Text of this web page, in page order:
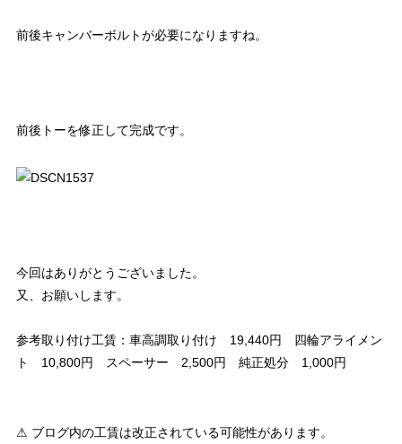
前後キャンバーボルトが必要になりますね。
前後トーを修正して完成です。
今回はありがとうございました。
又、お願いします。
参考取り付け工賃：車高調取り付け 19,440円 四輪アライメン
ト 10,800円 スペーサー 2,500円 純正処分 1,000円
⚠ ブログ内の工賃は改正されている可能性があります。